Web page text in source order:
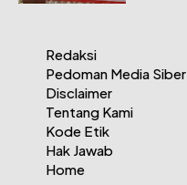
Redaksi
Pedoman Media Siber
Disclaimer
Tentang Kami
Kode Etik
Hak Jawab
Home